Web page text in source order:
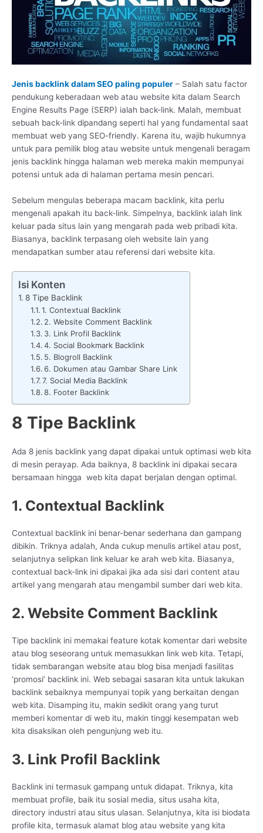
Jenis backlink dalam SEO paling populer – Salah satu factor
pendukung keberadaan web atau website kita dalam Search
Engine Results Page (SERP) ialah back-link. Malah, membuat
sebuah back-link dipandang seperti hal yang fundamental saat
membuat web yang SEO-friendly. Karena itu, wajib hukumnya
untuk para pemilik blog atau website untuk mengenali beragam
jenis backlink hingga halaman web mereka makin mempunyai
potensi untuk ada di halaman pertama mesin pencari.
Sebelum mengulas beberapa macam backlink, kita perlu
mengenali apakah itu back-link. Simpelnya, backlink ialah link
keluar pada situs lain yang mengarah pada web pribadi kita.
Biasanya, backlink terpasang oleh website lain yang
mendapatkan sumber atau referensi dari website kita.
Isi Konten
8 Tipe Backlink
1. Contextual Backlink
2. Website Comment Backlink
3. Link Profil Backlink
4. Social Bookmark Backlink
5. Blogroll Backlink
6. Dokumen atau Gambar Share Link
7. Social Media Backlink
8. Footer Backlink
8 Tipe Backlink
Ada 8 jenis backlink yang dapat dipakai untuk optimasi web kita
di mesin perayap. Ada baiknya, 8 backlink ini dipakai secara
bersamaan hingga web kita dapat berjalan dengan optimal.
1. Contextual Backlink
Contextual backlink ini benar-benar sederhana dan gampang
dibikin. Triknya adalah, Anda cukup menulis artikel atau post,
selanjutnya selipkan link keluar ke arah web kita. Biasanya,
contextual back-link ini dipakai jika ada sisi dari content atau
artikel yang mengarah atau mengambil sumber dari web kita.
2. Website Comment Backlink
Tipe backlink ini memakai feature kotak komentar dari website
atau blog seseorang untuk memasukkan link web kita. Tetapi,
tidak sembarangan website atau blog bisa menjadi fasilitas
‘promosi’ backlink ini. Web sebagai sasaran kita untuk lakukan
backlink sebaiknya mempunyai topik yang berkaitan dengan
web kita. Disamping itu, makin sedikit orang yang turut
memberi komentar di web itu, makin tinggi kesempatan web
kita disaksikan oleh pengunjung web itu.
3. Link Profil Backlink
Backlink ini termasuk gampang untuk didapat. Triknya, kita
membuat profile, baik itu sosial media, situs usaha kita,
directory industri atau situs ulasan. Selanjutnya, kita isi biodata
profile kita, termasuk alamat blog atau website yang kita